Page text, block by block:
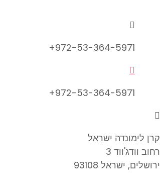

972-53-364-5971+

972-53-364-5971+

קרן לימונדה ישראל
רחוב וודג'ווד 3
ירושלים, ישראל 93108